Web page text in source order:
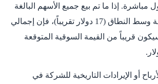
مباشرة. إذا ما تم بيع جميع الأسهم البالغة
3,000,000 سهم بنقطة وسط النطاق (17 دولار تقريباً)، فإن إجمالي
قريباً من القيمة السوقية المتوقعة
أو الإيرادات التاريخية للشركة في